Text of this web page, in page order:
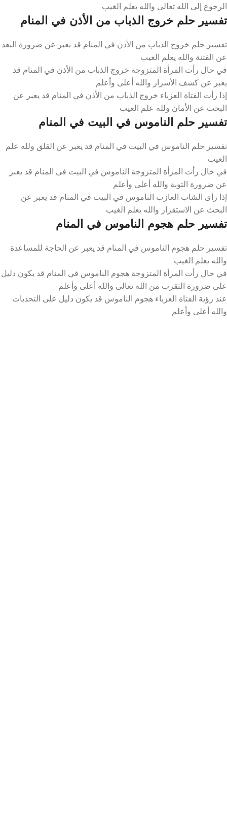
الرجوع إلى الله تعالى والله يعلم الغيب
تفسير حلم خروج الذباب من الأذن في المنام
تفسير حلم خروج الذباب من الأذن في المنام قد يعبر عن ضرورة البعد
عن الفتنة والله يعلم الغيب
في حال رأت المرأة المتزوجة خروج الذباب من الأذن في المنام قد
يعبر عن كشف الأسرار والله أعلى وأعلم
إذا رأت الفتاة العزباء خروج الذباب من الأذن في المنام قد يعبر عن
البحث عن الأمان ولله علم الغيب
تفسير حلم الناموس في البيت في المنام
تفسير حلم الناموس في البيت في المنام قد يعبر عن القلق ولله علم
الغيب
في حال رأت المرأة المتزوجة الناموس في البيت في المنام قد يعبر
عن ضرورة التوبة والله أعلى وأعلم
إذا رأى الشاب العازب الناموس في البيت في المنام قد يعبر عن
البحث عن الاستقرار والله يعلم الغيب
تفسير حلم هجوم الناموس في المنام
تفسير حلم هجوم الناموس في المنام قد يعبر عن الحاجة للمساعدة
والله يعلم الغيب
في حال رأت المرأة المتزوجة هجوم الناموس في المنام قد يكون دليل
على ضرورة التقرب من الله تعالى والله أعلى وأعلم
عند رؤية الفتاة العزباء هجوم الناموس قد يكون دليل على التحديات
والله أعلى وأعلم